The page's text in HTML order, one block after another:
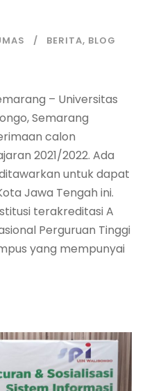
BERITA, BLOG
– Universitas
Semarang
calon
2021/2022. Ada
untuk dapat
Jawa Tengah ini.
terakreditasi A
Perguruan Tinggi
yang mempunyai